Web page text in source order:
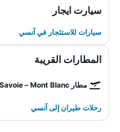
سيارت ايجار
سيارات للاستئجار في آنسي
المطارات القريبة
مطار Annecy – Haute-Savoie – Mont Blanc
رحلات طيران إلى آنسي